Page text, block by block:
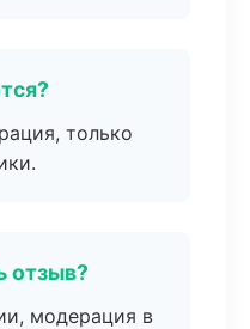
только
отзыв?
модерация в